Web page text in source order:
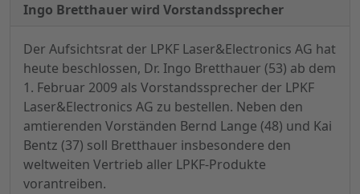
Ingo Bretthauer wird Vorstandssprecher
Der Aufsichtsrat der LPKF Laser&Electronics AG hat
heute beschlossen, Dr. Ingo Bretthauer (53) ab dem
1. Februar 2009 als Vorstandssprecher der LPKF
Laser&Electronics AG zu bestellen. Neben den
amtierenden Vorständen Bernd Lange (48) und Kai
Bentz (37) soll Bretthauer insbesondere den
weltweiten Vertrieb aller LPKF-Produkte
vorantreiben.